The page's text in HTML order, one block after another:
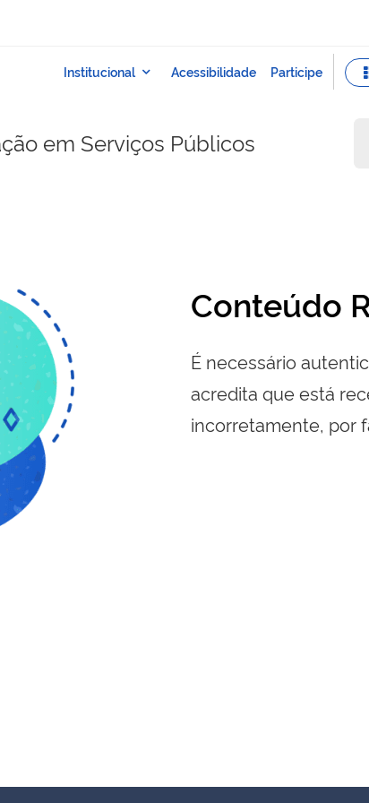
em Serviços Públicos
Conteúdo
É necessário
acredita que está
incorretamente, por